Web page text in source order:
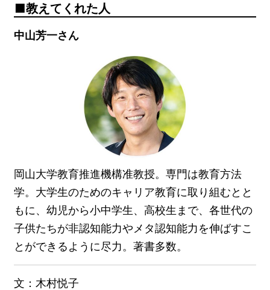
教えてくれた人
中山芳一さん
岡山大学教育推進機構准教授。専門は教育方法
学。大学生のためのキャリア教育に取り組むとと
もに、幼児から小中学生、高校生まで、各世代の
子供たちが非認知能力やメタ認知能力を伸ばすこ
とができるように尽力。著書多数。
文：木村悦子